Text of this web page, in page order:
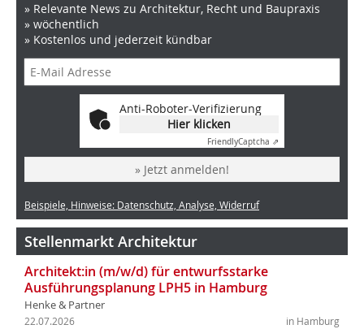
» Relevante News zu Architektur, Recht und Baupraxis
» wöchentlich
» Kostenlos und jederzeit kündbar
Anti-Roboter-Verifizierung
Hier klicken
FriendlyCaptcha ⇗
» Jetzt anmelden!
Beispiele, Hinweise: Datenschutz, Analyse, Widerruf
Stellenmarkt Architektur
Architekt:in (m/w/d) für entwurfsstarke
Ausführungsplanung LPH5 in Hamburg
Henke & Partner
in Hamburg
22.07.2026